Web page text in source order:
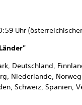
Uhr
Länder"
Deutschland,
Niederlande,
Schweiz, Spanien,